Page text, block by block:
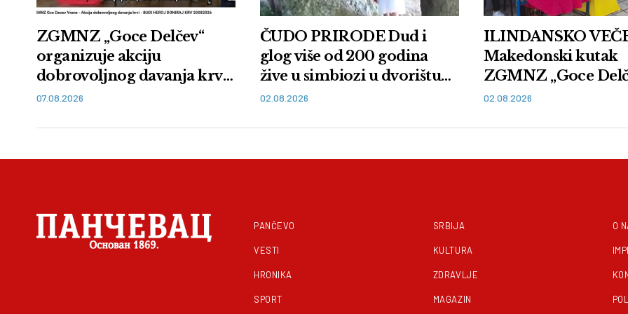
ZGMNZ „Goce Delčev“
organizuje akciju
dobrovoljnog davanja krvi
u Vranju: Budi heroj,
07.08.2026
ČUDO PRIRODE Dud i
glog više od 200 godina
žive u simbiozi u dvorištu
manastira Oreškovica
02.08.2026
ILINDANSKO
Makedonski kutak
ZGMNZ „Goce
Vranje
02.08.2026
PANČEVO
VESTI
HRONIKA
SPORT
SRBIJA
KULTURA
ZDRAVLJE
MAGAZIN
O